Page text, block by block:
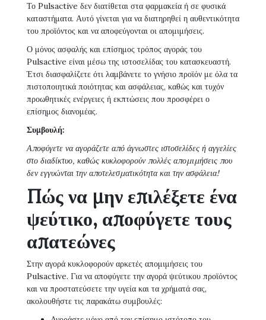
Το Pulsactive δεν διατίθεται στα φαρμακεία ή σε φυσικά
καταστήματα. Αυτό γίνεται για να διατηρηθεί η αυθεντικότητα
του προϊόντος και να αποφεύγονται οι απομιμήσεις.
Ο μόνος ασφαλής και επίσημος τρόπος αγοράς του
Pulsactive είναι μέσω της ιστοσελίδας του κατασκευαστή.
Έτσι διασφαλίζετε ότι λαμβάνετε το γνήσιο προϊόν με όλα τα
πιστοποιητικά ποιότητας και ασφάλειας, καθώς και τυχόν
προωθητικές ενέργειες ή εκπτώσεις που προσφέρει ο
επίσημος διανομέας.
Συμβουλή:
Αποφύγετε να αγοράζετε από άγνωστες ιστοσελίδες ή αγγελίες
στο διαδίκτυο, καθώς κυκλοφορούν πολλές απομιμήσεις που
δεν εγγυώνται την αποτελεσματικότητα και την ασφάλεια!
Πώς να μην επιλέξετε ένα
ψεύτικο, αποφύγετε τους
απατεώνες
Στην αγορά κυκλοφορούν αρκετές απομιμήσεις του
Pulsactive. Για να αποφύγετε την αγορά ψεύτικου προϊόντος
και να προστατεύσετε την υγεία και τα χρήματά σας,
ακολουθήστε τις παρακάτω συμβουλές: